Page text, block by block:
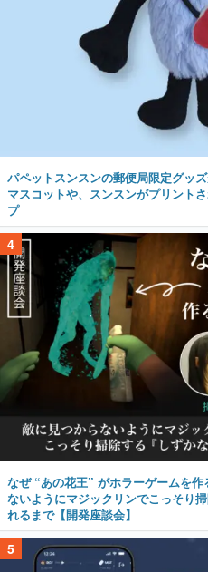
パペットスンスンの郵便局限定グッ
マスコットや、スンスンがプリント
プ
4
なぜ “あの花王” がホラーゲームを
ないようにマジックリンでこっそり
れるまで【開発座談会】
5